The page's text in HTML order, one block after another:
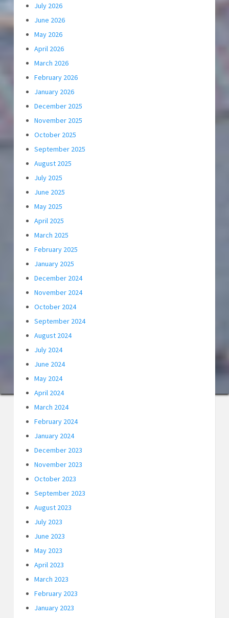
July 2026
June 2026
May 2026
April 2026
March 2026
February 2026
January 2026
December 2025
November 2025
October 2025
September 2025
August 2025
July 2025
June 2025
May 2025
April 2025
March 2025
February 2025
January 2025
December 2024
November 2024
October 2024
September 2024
August 2024
July 2024
June 2024
May 2024
April 2024
March 2024
February 2024
January 2024
December 2023
November 2023
October 2023
September 2023
August 2023
July 2023
June 2023
May 2023
April 2023
March 2023
February 2023
January 2023